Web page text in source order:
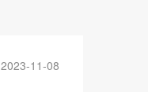
2023-11-08